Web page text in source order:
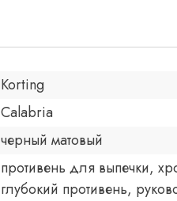
Korting
Calabria
черный матовый
противень для выпечки,
глубокий противень,